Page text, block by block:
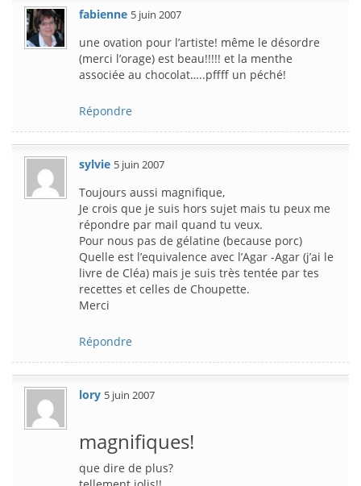
fabienne 5 juin 2007
une ovation pour l’artiste! même le désordre
(merci l’orage) est beau!!!!! et la menthe
associée au chocolat…..pffff un péché!
Répondre
sylvie 5 juin 2007
Toujours aussi magnifique,
Je crois que je suis hors sujet mais tu peux me
répondre par mail quand tu veux.
Pour nous pas de gélatine (because porc)
Quelle est l’equivalence avec l’Agar -Agar (j’ai le
livre de Cléa) mais je suis très tentée par tes
recettes et celles de Choupette.
Merci
Répondre
lory 5 juin 2007
magnifiques!
que dire de plus?